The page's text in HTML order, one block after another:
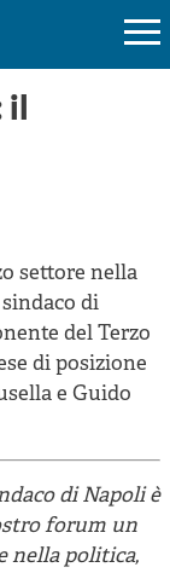
il
settore nella
di
del Terzo
di posizione
e Guido
di Napoli è
forum un
nella politica,